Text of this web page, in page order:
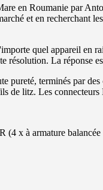
en Roumanie par
et en recherchant
quel appareil en
résolution. La réponse
pureté, terminés par
de litz. Les
x à armature balancée